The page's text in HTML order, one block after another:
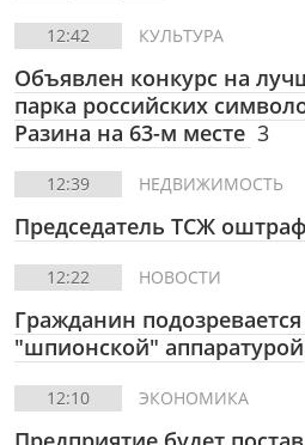
12:42 КУЛЬТУРА
Объявлен конкурс на
парка российских
Разина на 63-м месте 3
12:39 НЕДВИЖИМОСТЬ
Председатель ТСЖ
12:22 НОВОСТИ
Гражданин
"шпионской" аппаратурой
12:10 ЭКОНОМИКА